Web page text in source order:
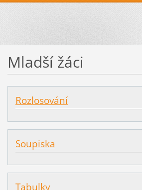
Mladší žáci
Rozlosování
Soupiska
Tabulky